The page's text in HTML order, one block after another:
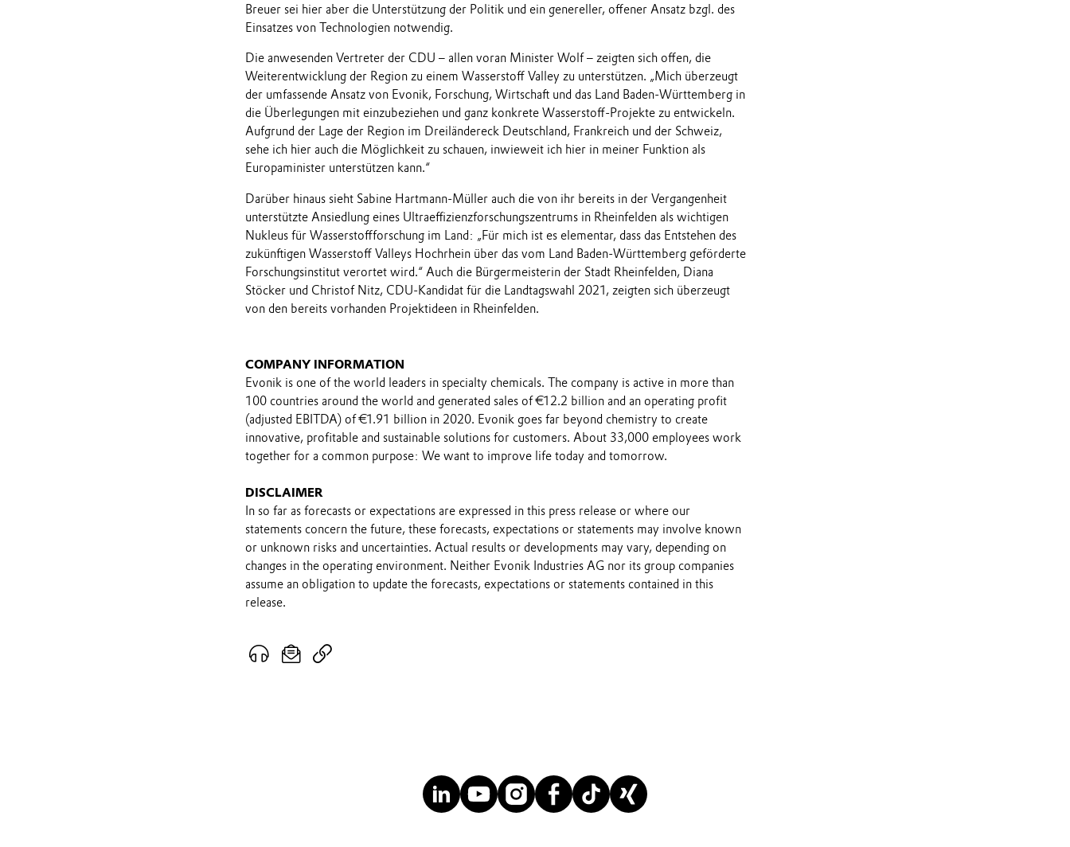
Breuer sei hier aber die Unterstützung der Politik und ein genereller, offener Ansatz bzgl. des
Einsatzes von Technologien notwendig.
Die anwesenden Vertreter der CDU – allen voran Minister Wolf – zeigten sich offen, die
Weiterentwicklung der Region zu einem Wasserstoff Valley zu unterstützen. „Mich überzeugt
der umfassende Ansatz von Evonik, Forschung, Wirtschaft und das Land Baden-Württemberg in
die Überlegungen mit einzubeziehen und ganz konkrete Wasserstoff-Projekte zu entwickeln.
Aufgrund der Lage der Region im Dreiländereck Deutschland, Frankreich und der Schweiz,
sehe ich hier auch die Möglichkeit zu schauen, inwieweit ich hier in meiner Funktion als
Europaminister unterstützen kann.“
Darüber hinaus sieht Sabine Hartmann-Müller auch die von ihr bereits in der Vergangenheit
unterstützte Ansiedlung eines Ultraeffizienzforschungszentrums in Rheinfelden als wichtigen
Nukleus für Wasserstoffforschung im Land: „Für mich ist es elementar, dass das Entstehen des
zukünftigen Wasserstoff Valleys Hochrhein über das vom Land Baden-Württemberg geförderte
Forschungsinstitut verortet wird.“ Auch die Bürgermeisterin der Stadt Rheinfelden, Diana
Stöcker und Christof Nitz, CDU-Kandidat für die Landtagswahl 2021, zeigten sich überzeugt
von den bereits vorhanden Projektideen in Rheinfelden.
COMPANY INFORMATION
Evonik is one of the world leaders in specialty chemicals. The company is active in more than
100 countries around the world and generated sales of €12.2 billion and an operating profit
(adjusted EBITDA) of €1.91 billion in 2020. Evonik goes far beyond chemistry to create
innovative, profitable and sustainable solutions for customers. About 33,000 employees work
together for a common purpose: We want to improve life today and tomorrow.
DISCLAIMER
In so far as forecasts or expectations are expressed in this press release or where our
statements concern the future, these forecasts, expectations or statements may involve known
or unknown risks and uncertainties. Actual results or developments may vary, depending on
changes in the operating environment. Neither Evonik Industries AG nor its group companies
assume an obligation to update the forecasts, expectations or statements contained in this
release.